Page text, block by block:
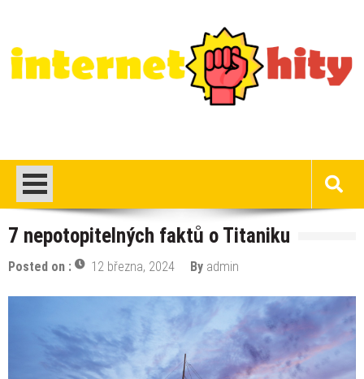
content
7 nepotopitelných faktů o Titaniku
Posted on : 12 března, 2024 By admin